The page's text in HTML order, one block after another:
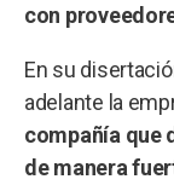
con
En su
adelante la
compañía que
de manera